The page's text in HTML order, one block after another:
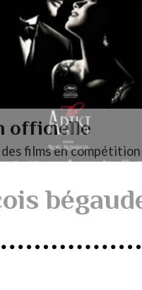
officielle
films en